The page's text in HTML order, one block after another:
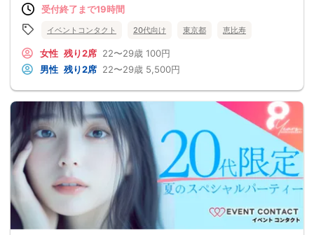
受付終了まで19時間
イベントコンタクト 20代向け 東京都 恵比寿
女性 残り2席 22〜29歳 100円
男性 残り2席 22〜29歳 5,500円